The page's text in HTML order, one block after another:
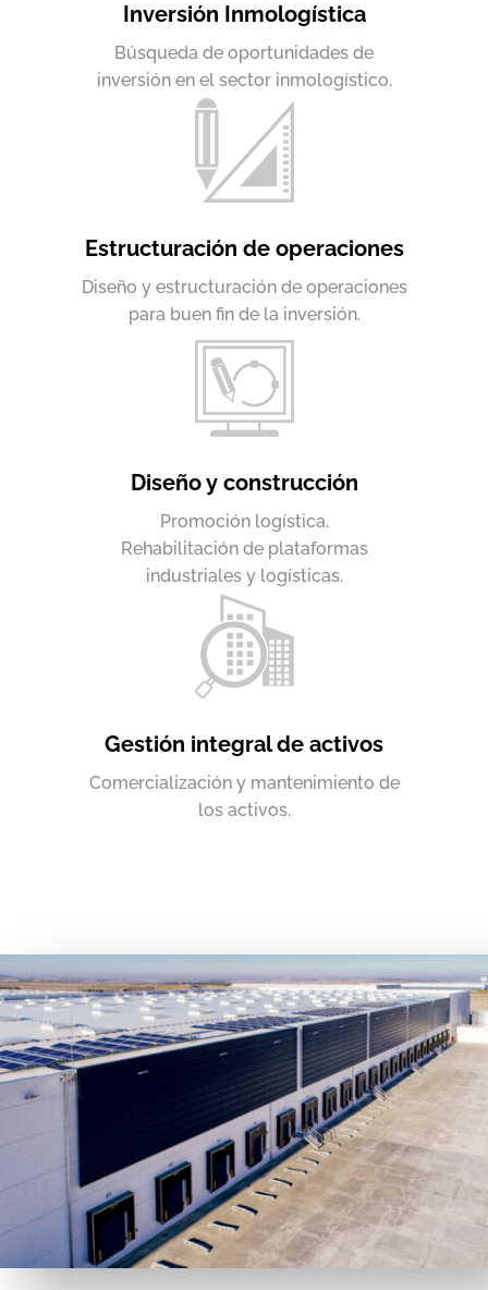
Inversión Inmologística
Búsqueda de oportunidades de
inversión en el sector inmologístico.
Estructuración de operaciones
Diseño y estructuración de operaciones
para buen fin de la inversión.
Diseño y construcción
Promoción logística.
Rehabilitación de plataformas
industriales y logísticas.
Gestión integral de activos
Comercialización y mantenimiento de
los activos.